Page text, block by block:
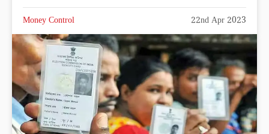
Money Control 22nd Apr 2023